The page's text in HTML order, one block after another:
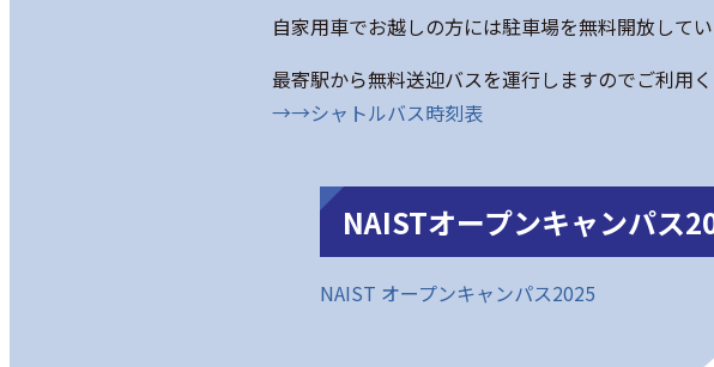
自家用車でお越しの方には駐車場を無料開放してい
最寄駅から無料送迎バスを運行しますのでご利用く
→→シャトルバス時刻表
NAISTオープンキャンパス
NAIST オープンキャンパス2025